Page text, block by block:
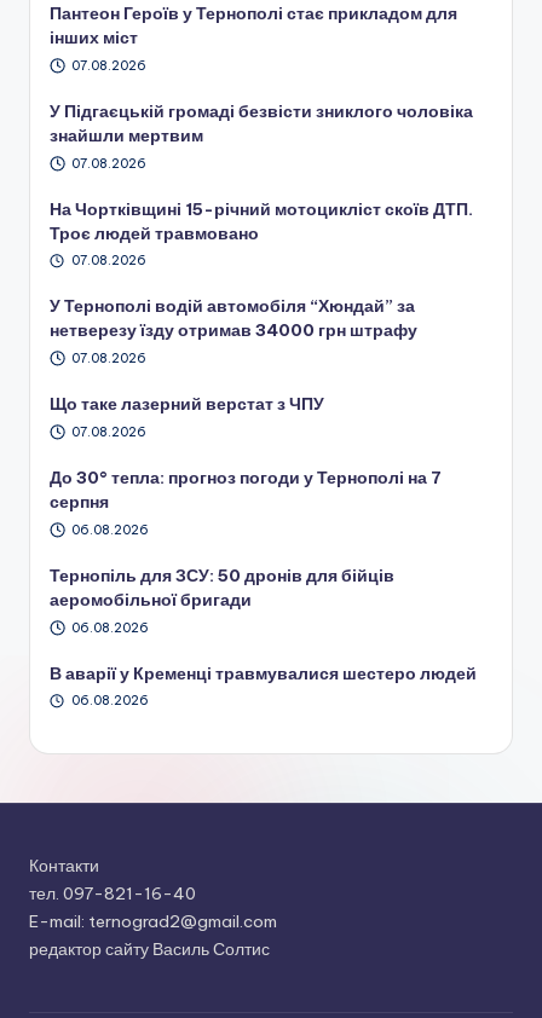
Пантеон Героїв у Тернополі стає прикладом для
інших міст
07.08.2026
У Підгаєцькій громаді безвісти зниклого чоловіка
знайшли мертвим
07.08.2026
На Чортківщині 15-річний мотоцикліст скоїв ДТП.
Троє людей травмовано
07.08.2026
У Тернополі водій автомобіля “Хюндай” за
нетверезу їзду отримав 34000 грн штрафу
07.08.2026
Що таке лазерний верстат з ЧПУ
07.08.2026
До 30° тепла: прогноз погоди у Тернополі на 7
серпня
06.08.2026
Тернопіль для ЗСУ: 50 дронів для бійців
аеромобільної бригади
06.08.2026
В аварії у Кременці травмувалися шестеро людей
06.08.2026
Контакти
тел. 097-821-16-40
E-mail: ternograd2@gmail.com
редактор сайту Василь Солтис